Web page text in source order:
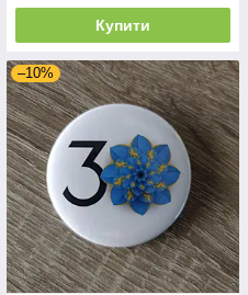
Купити
–10%